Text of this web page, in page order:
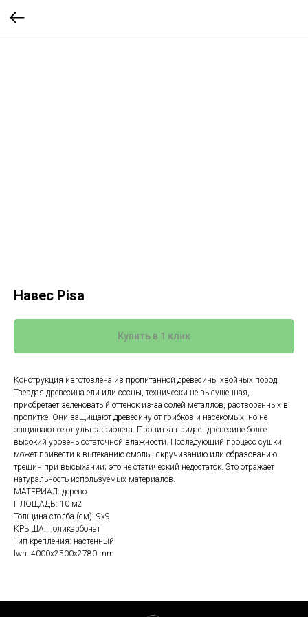
Навес Pisa
Купить в 1 клик
Конструкция изготовлена из пропитанной древесины хвойных пород.
Твердая древесина ели или сосны, технически не высушенная,
приобретает зеленоватый оттенок из-за солей металлов, растворенных в
пропитке. Они защищают древесину от грибков и насекомых, но не
защищают ее от ультрафиолета. Пропитка придает древесине более
высокий уровень остаточной влажности. Последующий процесс сушки
может привести к вытеканию смолы, скручиванию или образованию
трещин при высыхании; это не статический недостаток. Это отражает
натуральность используемых материалов.
МАТЕРИАЛ: дерево
ПЛОЩАДЬ: 10 м2
Толщина столба (см): 9х9
КРЫША: поликарбонат
Тип крепления: настенный
lwh: 4000x2500x2780 mm